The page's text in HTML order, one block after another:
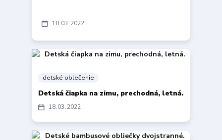
18 03 2022
18 03 2022
detské oblečenie
Detská čiapka na zimu, prechodná, letná.